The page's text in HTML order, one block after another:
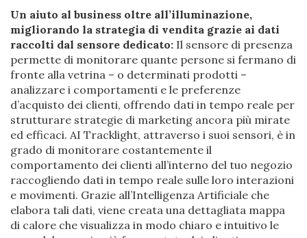
Un aiuto al business oltre all’illuminazione,
migliorando la strategia di vendita grazie ai dati
raccolti dal sensore dedicato: Il sensore di presenza
permette di monitorare quante persone si fermano di
fronte alla vetrina – o determinati prodotti –
analizzare i comportamenti e le preferenze
d’acquisto dei clienti, offrendo dati in tempo reale per
strutturare strategie di marketing ancora più mirate
ed efficaci. AI Tracklight, attraverso i suoi sensori, è in
grado di monitorare costantemente il
comportamento dei clienti all’interno del tuo negozio
raccogliendo dati in tempo reale sulle loro interazioni
e movimenti. Grazie all’Intelligenza Artificiale che
elabora tali dati, viene creata una dettagliata mappa
di calore che visualizza in modo chiaro e intuitivo le